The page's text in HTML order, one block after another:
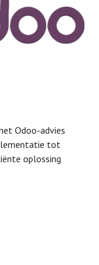
Odoo-advies
tot
oplossing